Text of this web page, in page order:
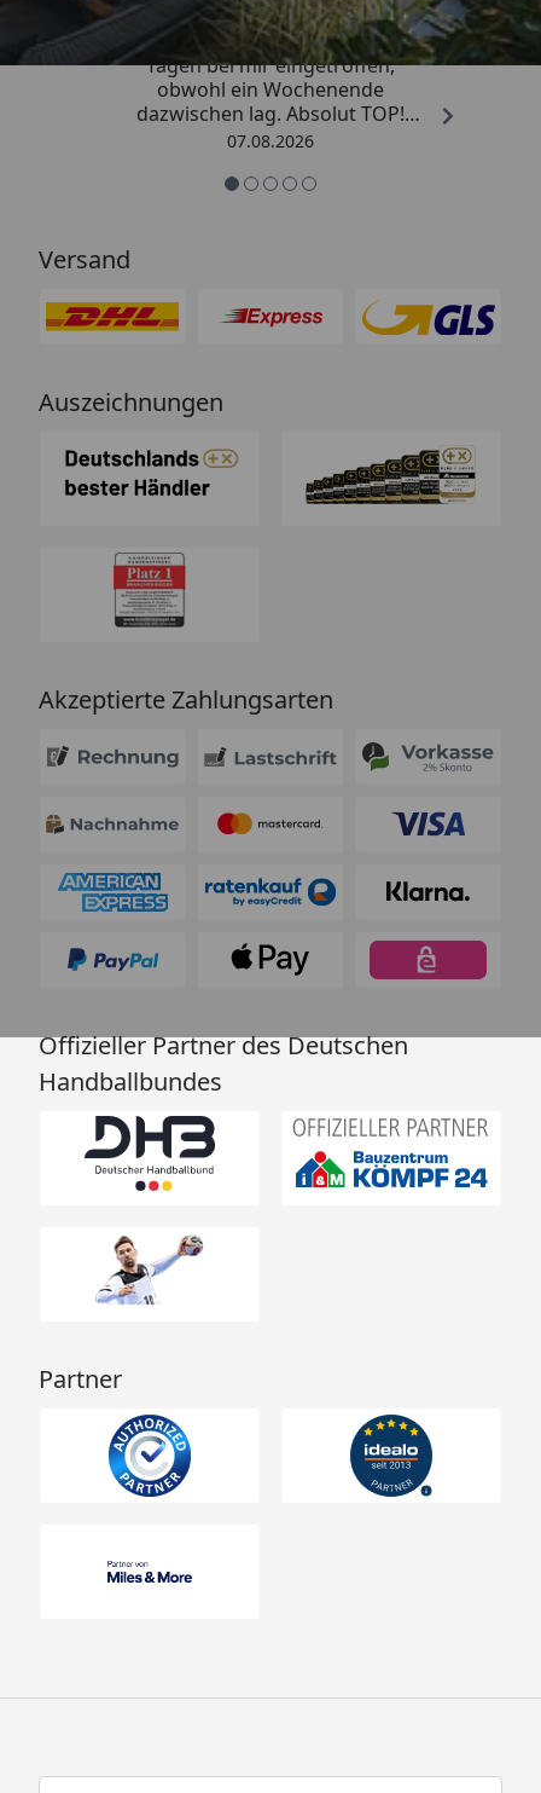
„Die Bestellung ist innerhalb von 4
Tagen bei mir eingetroffen,
obwohl ein Wochenende
dazwischen lag. Absolut TOP!
Sicherlich nicht die letzte
so.“
07.08.2026
Versand
Auszeichnungen
Akzeptierte Zahlungsarten
Offizieller Partner des Deutschen
Handballbundes
Partner